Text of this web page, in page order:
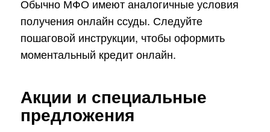
Обычно МФО имеют аналогичные условия
получения онлайн ссуды. Следуйте
пошаговой инструкции, чтобы оформить
моментальный кредит онлайн.
Акции и специальные
предложения